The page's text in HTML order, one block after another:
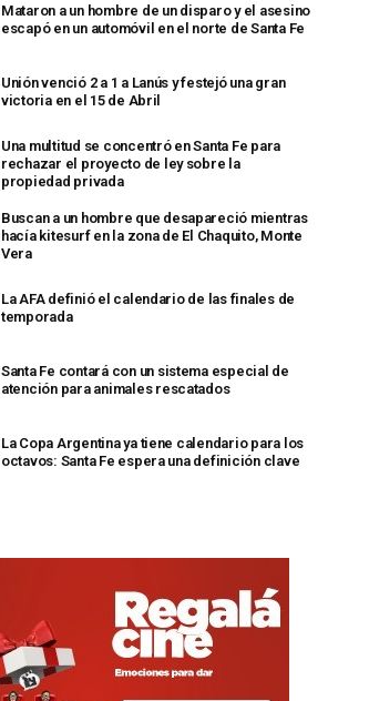
Mataron a un hombre de un disparo y el asesino
escapó en un automóvil en el norte de Santa Fe
Unión venció 2 a 1 a Lanús y festejó una gran
victoria en el 15 de Abril
Una multitud se concentró en Santa Fe para
rechazar el proyecto de ley sobre la
propiedad privada
Buscan a un hombre que desapareció mientras
hacía kitesurf en la zona de El Chaquito, Monte
Vera
La AFA definió el calendario de las finales de
temporada
Santa Fe contará con un sistema especial de
atención para animales rescatados
La Copa Argentina ya tiene calendario para los
octavos: Santa Fe espera una definición clave